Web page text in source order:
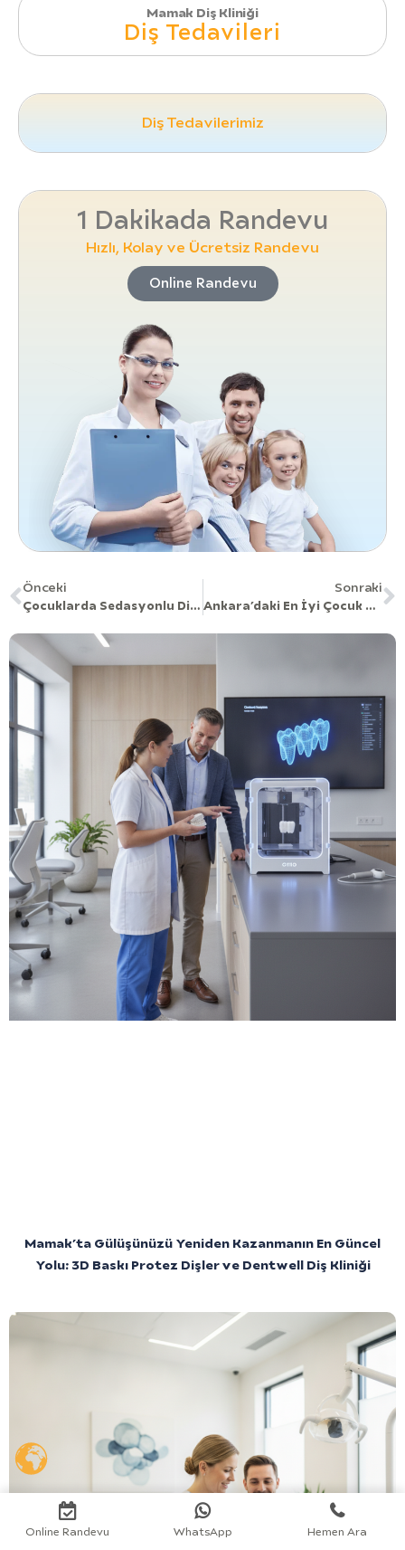
Mamak Diş Kliniği
Diş Tedavileri
Diş Tedavilerimiz
1 Dakikada Randevu
Hızlı, Kolay ve Ücretsiz Randevu
Online Randevu
Önceki
Çocuklarda Sedasyonlu Diş Tedavisi: Güvenli Ve Konforlu Çözümler
Sonraki
Ankara’daki En İyi Çocuk Diş Kliniği: Uzman Ekip, Yüksek Hasta Memnuniyeti
Mamak’ta Gülüşünüzü Yeniden Kazanmanın En Güncel
Yolu: 3D Baskı Protez Dişler ve Dentwell Diş Kliniği
Online Randevu WhatsApp Hemen Ara